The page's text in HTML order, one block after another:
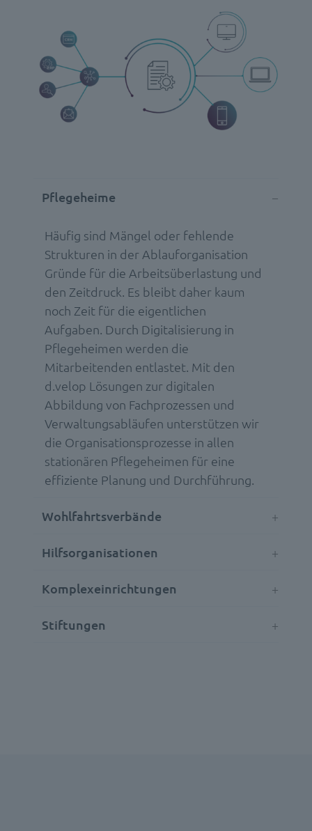
Pflegeheime
Häufig sind Mängel oder fehlende
Strukturen in der Ablauforganisation
Gründe für die Arbeitsüberlastung und
den Zeitdruck. Es bleibt daher kaum
noch Zeit für die eigentlichen
Aufgaben. Durch Digitalisierung in
Pflegeheimen werden die
Mitarbeitenden entlastet. Mit den
d.velop Lösungen zur digitalen
Abbildung von Fachprozessen und
Verwaltungsabläufen unterstützen wir
die Organisationsprozesse in allen
stationären Pflegeheimen für eine
effiziente Planung und Durchführung.
Wohlfahrtsverbände
Hilfsorganisationen
Komplexeinrichtungen
Stiftungen